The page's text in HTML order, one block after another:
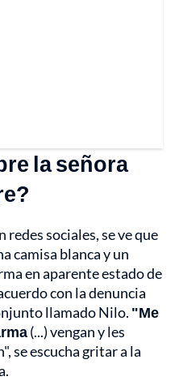
la señora
redes sociales, se ve que
camisa blanca y un
en aparente estado de
con la denuncia
llamado Nilo. "Me
(...) vengan y les
se escucha gritar a la